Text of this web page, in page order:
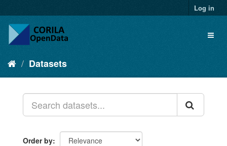
Log in
Datasets
Order by